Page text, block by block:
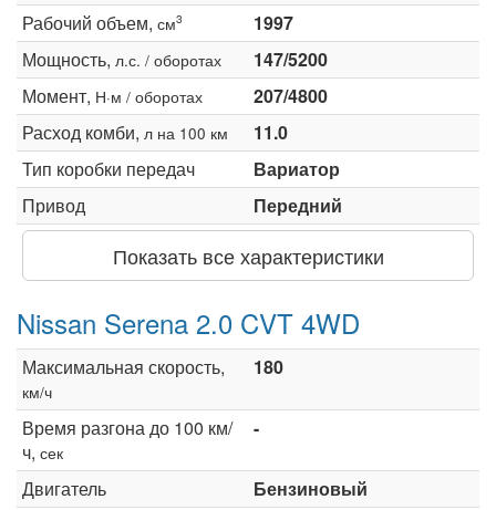
Рабочий объем, см3
1997
Мощность, л.с. / оборотах
147/5200
Момент, Н·м / оборотах
207/4800
Расход комби, л на 100 км
11.0
Тип коробки передач
Вариатор
Привод
Передний
Показать все характеристики
Nissan Serena 2.0 CVT 4WD
Максимальная скорость,
км/ч
180
Время разгона до 100 км/
ч, сек
-
Двигатель
Бензиновый